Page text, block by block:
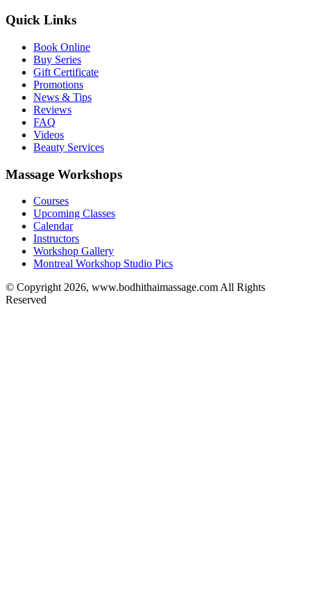
Quick Links
Book Online
Buy Series
Gift Certificate
Promotions
News & Tips
Reviews
FAQ
Videos
Beauty Services
Massage Workshops
Courses
Upcoming Classes
Calendar
Instructors
Workshop Gallery
Montreal Workshop Studio Pics
© Copyright 2026, www.bodhithaimassage.com All Rights
Reserved